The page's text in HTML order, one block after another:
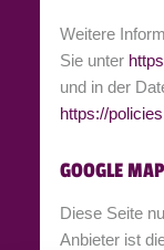
Weitere
Sie unter
und in der
https://
GOOGLE
Diese Seite
Anbieter ist